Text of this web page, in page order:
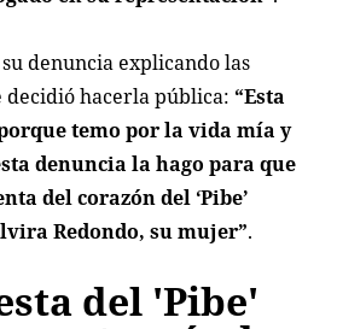
denuncia explicando las
decidió hacerla pública: “Esta
temo por la vida mía y
denuncia la hago para que
del corazón del ‘Pibe’
Redondo, su mujer”.
del 'Pibe'